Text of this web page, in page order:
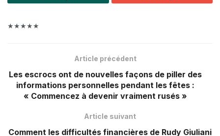
★★★★★
Article précédent
Les escrocs ont de nouvelles façons de piller des
informations personnelles pendant les fêtes :
« Commencez à devenir vraiment rusés »
Article suivant
Comment les difficultés financières de Rudy Giuliani